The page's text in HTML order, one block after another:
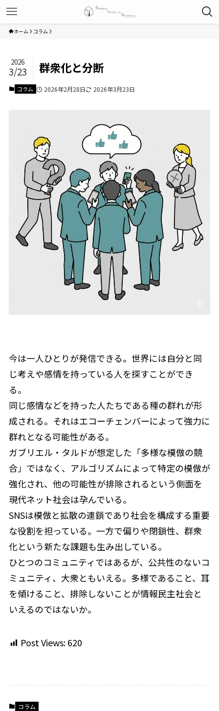
ホーム コラム
群衆化と分断
2026
3/23
コラム 2026年2月28日 2026年3月23日
今は一人ひとりが発信できる。世界には自分と同
じ考えや感情を持っている人を探すことができ
る。
同じ感情などを持った人たちである種の群れが形
成される。それはエコーチェンバーによって強力に
群れとなる可能性がある。
ガブリエル・タルドが想定した「多様な模倣の競
合」ではなく、アルゴリズムによって特定の模倣が
強化され、他の可能性が排除されるという側面を
現代ネット社会は孕んでいる。
SNSは模倣と拡散の連鎖であり社会を構成する重要
な役割を担っている。一方で偏りや閉鎖性、群衆
化という新たな課題も生み出している。
ひとつのコミュニティではあるが、公共性のないコ
ミュニティ、大衆ともいえる。多様であること、耳
を傾けること、排除しないことが情報民主社会と
いえるのではないか。
Post Views:620
コラム